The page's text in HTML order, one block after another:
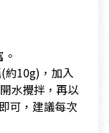
約10g)，加入
水攪拌，再以
可，建議每次